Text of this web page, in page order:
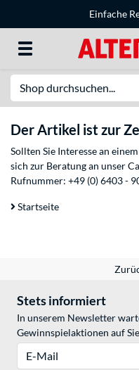
Einfache
Der Artikel ist zur
Sollten Sie Interesse an
sich zur Beratung an unser
Rufnummer: +49 (0) 6403 -
Startseite
Stets informiert
In unserem Newsletter
Gewinnspielaktionen auf